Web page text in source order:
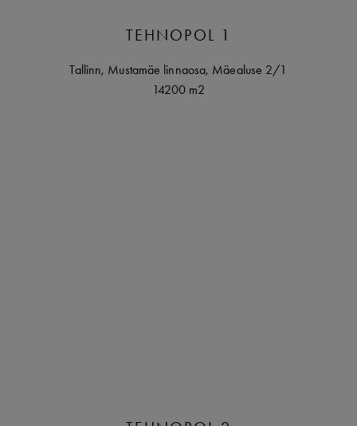
TEHNOPOL 1
Tallinn, Mustamäe linnaosa, Mäealuse 2/1
14200 m2